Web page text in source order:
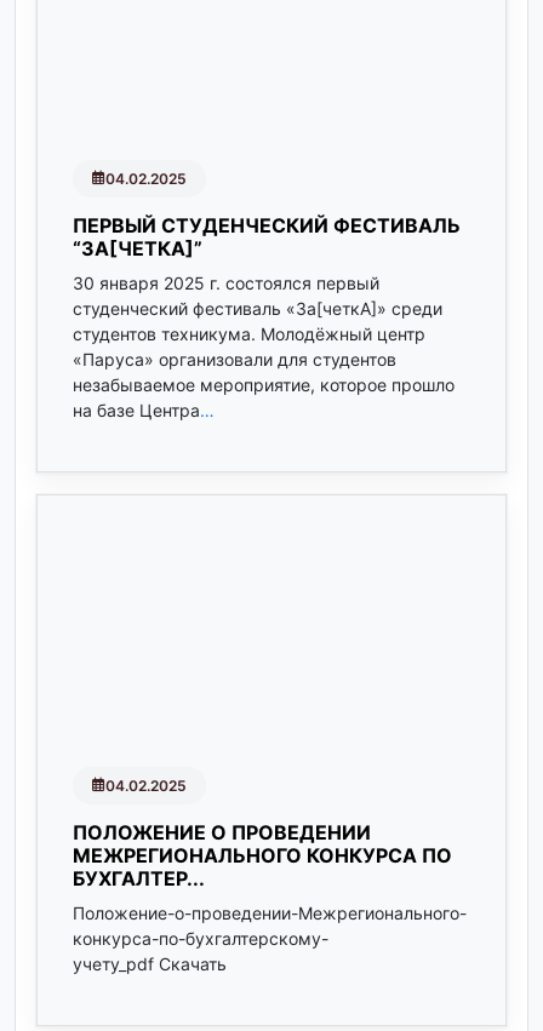
04.02.2025
ПЕРВЫЙ СТУДЕНЧЕСКИЙ ФЕСТИВАЛЬ
“ЗА[ЧЕТКА]”
30 января 2025 г. состоялся первый
студенческий фестиваль «За[четкА]» среди
студентов техникума. Молодёжный центр
«Паруса» организовали для студентов
незабываемое мероприятие, которое прошло
на базе Центра…
04.02.2025
ПОЛОЖЕНИЕ О ПРОВЕДЕНИИ
МЕЖРЕГИОНАЛЬНОГО КОНКУРСА ПО
БУХГАЛТЕР...
Положение-о-проведении-Межрегионального-
конкурса-по-бухгалтерскому-
учету_pdf Скачать